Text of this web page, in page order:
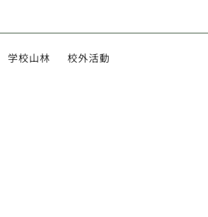
学校山林 校外活動